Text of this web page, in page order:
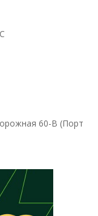
60-В (Порт